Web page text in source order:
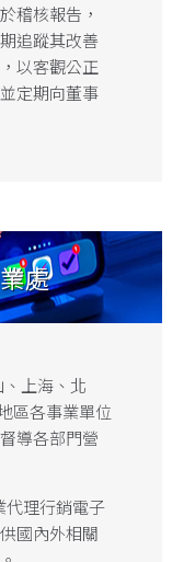
稽核報告，
追蹤其改善
以客觀公正
定期向董事
處
上海、北
區各事業單位
導各部門營
代理行銷電子
國內外相關